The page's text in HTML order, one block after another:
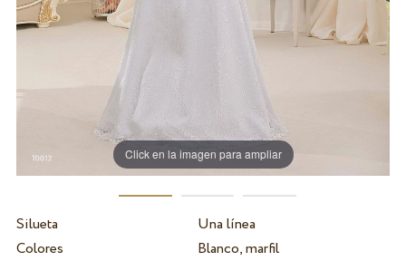
Click en la imagen para ampliar
Silueta
Una línea
Colores
Blanco, marfil